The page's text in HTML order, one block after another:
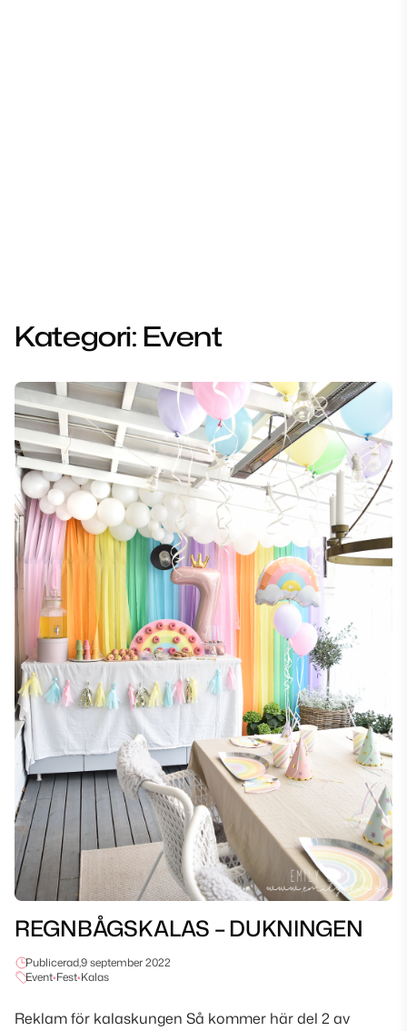
Kategori:Event
REGNBÅGSKALAS – DUKNINGEN
Publicerad,9 september 2022
Event•Fest•Kalas
Reklam för kalaskungen Så kommer här del 2 av